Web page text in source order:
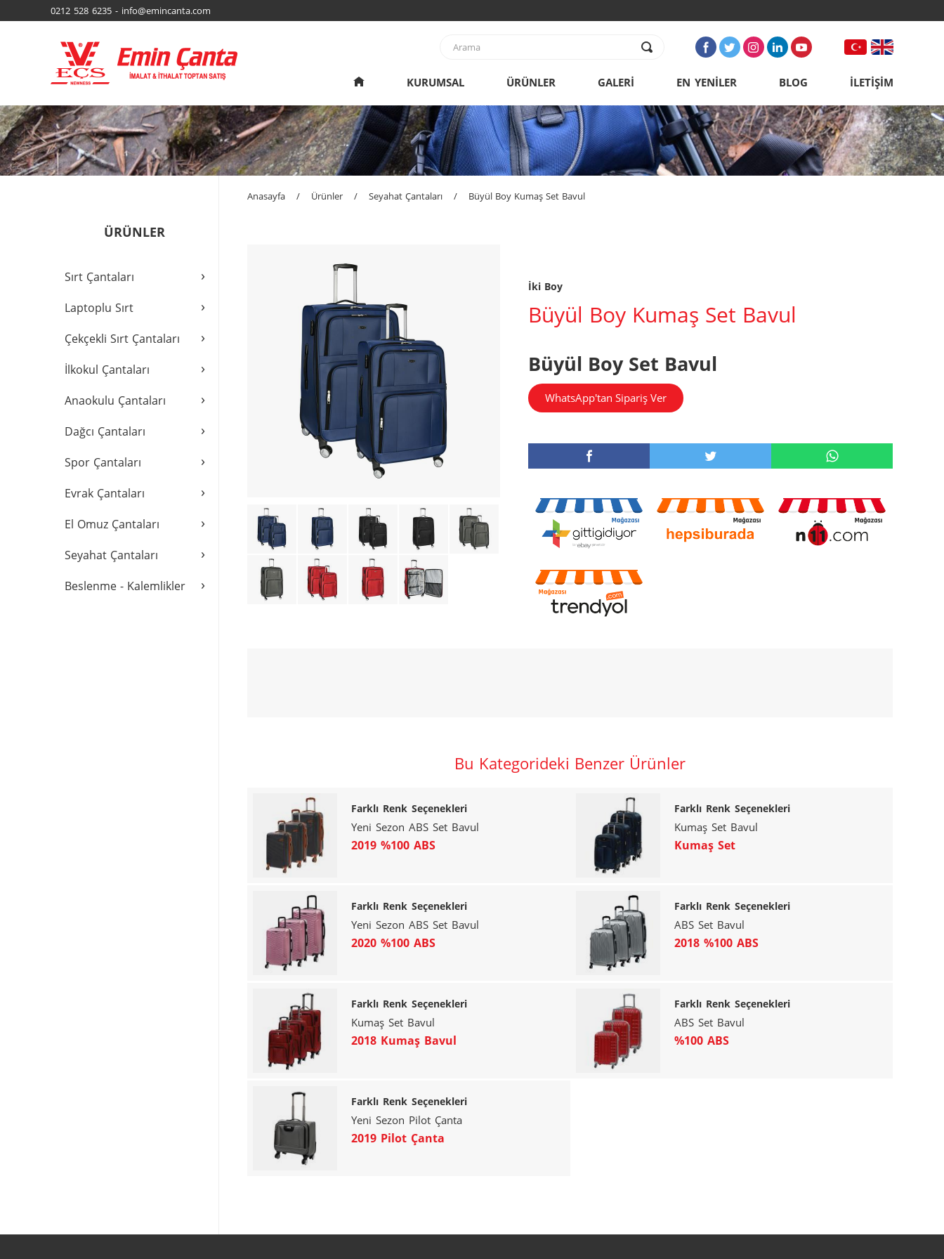
0212 528 6235 - info@emincanta.com
KURUMSAL ÜRÜNLER GALERİ EN YENİLER BLOG İLETİŞİM
ÜRÜNLER
›
Sırt Çantaları
›
Laptoplu Sırt
›
Çekçekli Sırt Çantaları
›
İlkokul Çantaları
›
Anaokulu Çantaları
›
Dağcı Çantaları
›
Spor Çantaları
›
Evrak Çantaları
›
El Omuz Çantaları
›
Seyahat Çantaları
›
Beslenme - Kalemlikler
Anasayfa / Ürünler / Seyahat Çantaları / Büyül Boy Kumaş Set Bavul
İki Boy
Büyül Boy Kumaş Set Bavul
Büyül Boy Set Bavul
WhatsApp'tan Sipariş Ver
Bu Kategorideki Benzer Ürünler
Farklı Renk Seçenekleri
Yeni Sezon ABS Set Bavul
2019 %100 ABS
Farklı Renk Seçenekleri
Kumaş Set Bavul
Kumaş Set
Farklı Renk Seçenekleri
Yeni Sezon ABS Set Bavul
2020 %100 ABS
Farklı Renk Seçenekleri
ABS Set Bavul
2018 %100 ABS
Farklı Renk Seçenekleri
Kumaş Set Bavul
2018 Kumaş Bavul
Farklı Renk Seçenekleri
ABS Set Bavul
%100 ABS
Farklı Renk Seçenekleri
Yeni Sezon Pilot Çanta
2019 Pilot Çanta